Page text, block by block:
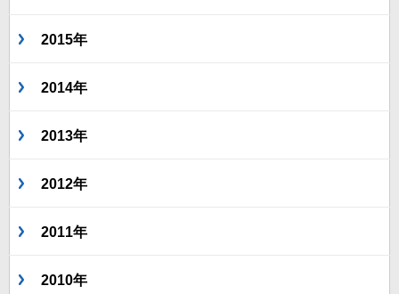
2015年
2014年
2013年
2012年
2011年
2010年